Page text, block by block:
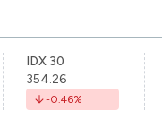
IDX 30
354.26
-0.46%